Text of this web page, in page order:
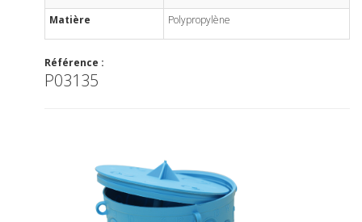
Matière Polypropylène
Référence :
P03135